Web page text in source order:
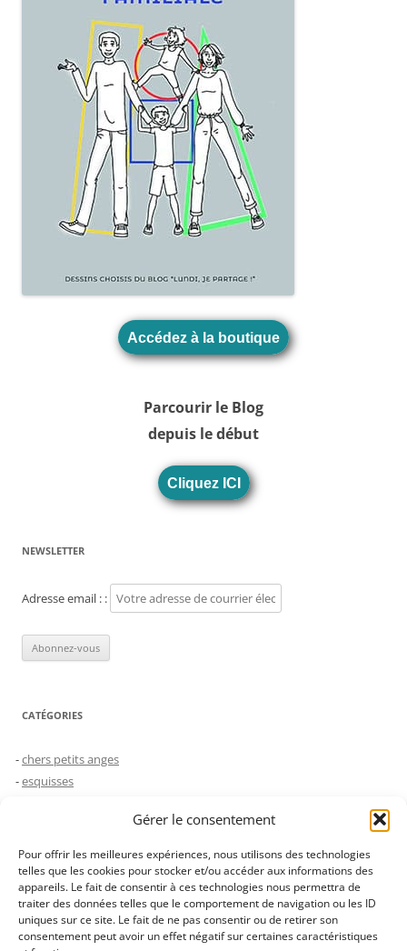
Gérer le consentement
Pour offrir les meilleures expériences, nous utilisons des technologies
telles que les cookies pour stocker et/ou accéder aux informations des
appareils. Le fait de consentir à ces technologies nous permettra de
traiter des données telles que le comportement de navigation ou les ID
uniques sur ce site. Le fait de ne pas consentir ou de retirer son
consentement peut avoir un effet négatif sur certaines caractéristiques
Accédez à la boutique
Parcourir le Blog
depuis le début
Cliquez ICI
NEWSLETTER
Adresse email : :
CATÉGORIES
chers petits anges
esquisses
le choc des générations
Non classé
saynètes
JUSTE POUR FAIRE SÛR…